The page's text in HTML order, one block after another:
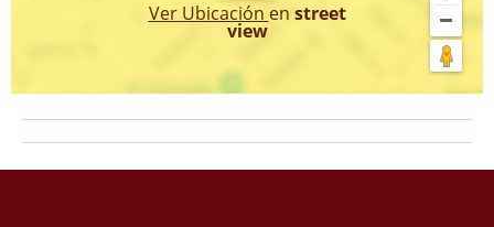
Ver Ubicación en street
view